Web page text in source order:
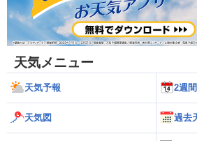
天気メニュー
天気予報 2週
天気図 過去